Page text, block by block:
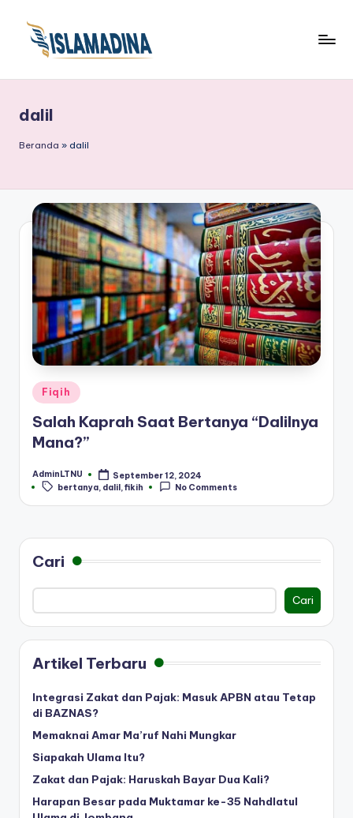
dalil
Beranda » dalil
Posted
in
Fiqih
Salah Kaprah Saat Bertanya “Dalilnya
Mana?”
Posted
by
AdminLTNU September 12, 2024
Tags:
bertanya, dalil,fikih No Comments
Cari
Cari
Artikel Terbaru
Integrasi Zakat dan Pajak: Masuk APBN atau Tetap
di BAZNAS?
Memaknai Amar Ma’ruf Nahi Mungkar
Siapakah Ulama Itu?
Zakat dan Pajak: Haruskah Bayar Dua Kali?
Harapan Besar pada Muktamar ke-35 Nahdlatul